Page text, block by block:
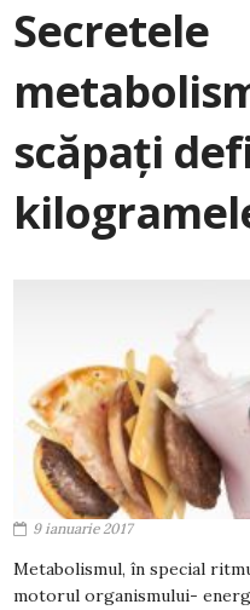
Secretele
scăpați
9 ianuarie 2017
Metabolismul, în special
motorul organismului-